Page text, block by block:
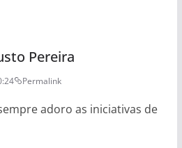
Pereira
Permalink
adoro as iniciativas de